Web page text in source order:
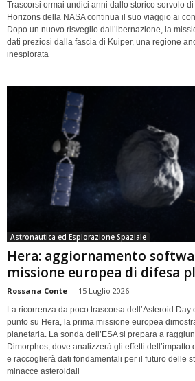
Trascorsi ormai undici anni dallo storico sorvolo
Horizons della NASA continua il suo viaggio ai
Dopo un nuovo risveglio dall’ibernazione, la
dati preziosi dalla fascia di Kuiper, una regione
inesplorata
Astronautica ed Esplorazione Spaziale
Hera: aggiornamento
missione europea di difesa
Rossana Conte - 15 Luglio 2026
La ricorrenza da poco trascorsa dell’Asteroid Day
punto su Hera, la prima missione europea
planetaria. La sonda dell’ESA si prepara a
Dimorphos, dove analizzerà gli effetti dell’impatto
e raccoglierà dati fondamentali per il futuro delle
minacce asteroidali